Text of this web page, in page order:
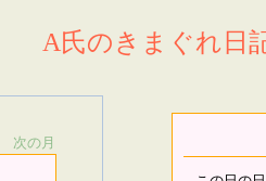
A氏のきまぐれ日
次の月